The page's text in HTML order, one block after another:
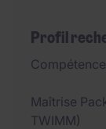
Profil
Maîtrise
TWIMM)